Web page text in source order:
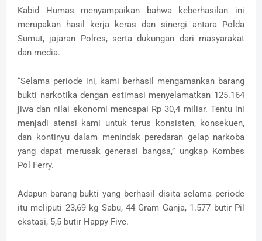
Kabid Humas menyampaikan bahwa keberhasilan ini
merupakan hasil kerja keras dan sinergi antara Polda
Sumut, jajaran Polres, serta dukungan dari masyarakat
dan media.
“Selama periode ini, kami berhasil mengamankan barang
bukti narkotika dengan estimasi menyelamatkan 125.164
jiwa dan nilai ekonomi mencapai Rp 30,4 miliar. Tentu ini
menjadi atensi kami untuk terus konsisten, konsekuen,
dan kontinyu dalam menindak peredaran gelap narkoba
yang dapat merusak generasi bangsa,” ungkap Kombes
Pol Ferry.
Adapun barang bukti yang berhasil disita selama periode
itu meliputi 23,69 kg Sabu, 44 Gram Ganja, 1.577 butir Pil
ekstasi, 5,5 butir Happy Five.